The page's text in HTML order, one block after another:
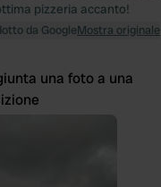
pizzeria accanto!
da GoogleMostra originale
una foto a una